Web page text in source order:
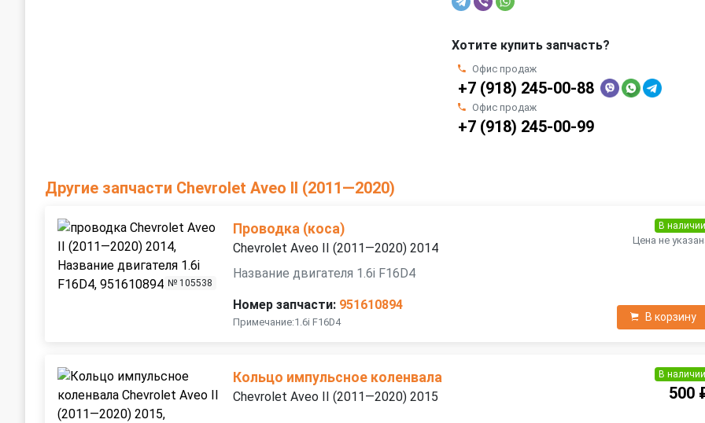
Хотите купить запчасть?
Офис продаж
+7 (918) 245-00-88
Офис продаж
+7 (918) 245-00-99
Другие запчасти Chevrolet Aveo II (2011—2020)
№ 105538
Проводка (коса)
Chevrolet Aveo II (2011—2020) 2014
Название двигателя 1.6i F16D4
Номер запчасти: 951610894
Примечание:1.6i F16D4
В наличии
Цена не
В корзину
Кольцо импульсное коленвала
Chevrolet Aveo II (2011—2020) 2015
В наличии
500